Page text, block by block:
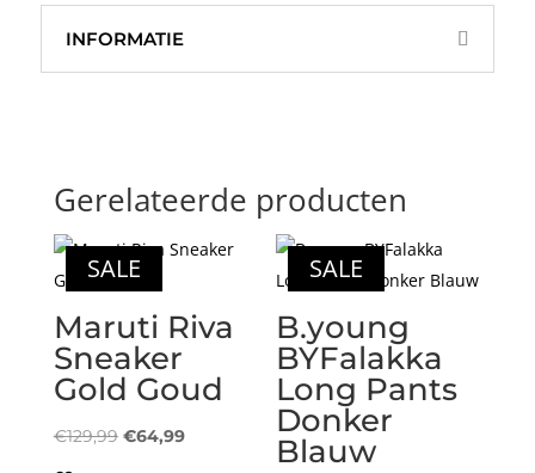
INFORMATIE
Gerelateerde producten
SALE
Maruti Riva
Sneaker
Gold Goud
€129,99 Oorspronkelijke
€64,99Huidige
SALE
B.young
BYFalakka
Long Pants
Donker
Blauw